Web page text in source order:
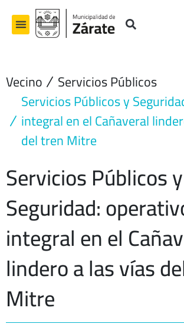
contenido
Vecino Servicios Públicos
Servicios Públicos y
integral en el Cañaveral
del tren Mitre
Servicios Públicos y
Seguridad:
integral en el
lindero a las vías
Mitre